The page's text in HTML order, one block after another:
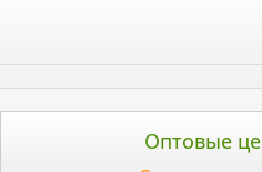
Оптовые